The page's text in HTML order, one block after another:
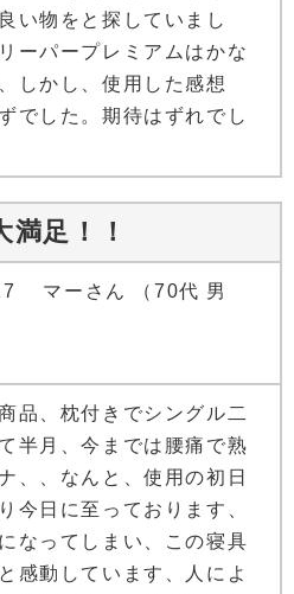
い物をと探していまし
ーパープレミアムはかな
しかし、使用した感想
でした。期待はずれでし
足！！
マーさん （70代 男
品、枕付きでシングル二
半月、今までは腰痛で熟
、、なんと、使用の初日
今日に至っております、
なってしまい、この寝具
感動しています、人によ